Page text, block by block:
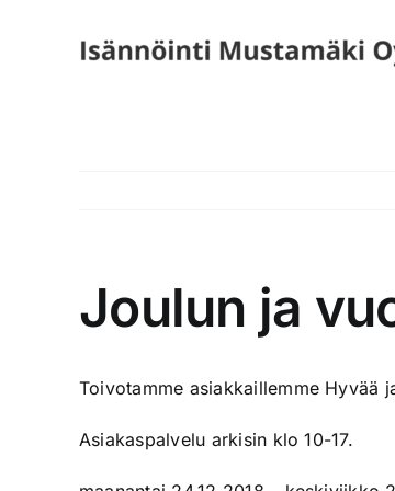
Joulun ja
Toivotamme asiakkaillemme Hyvää
Asiakaspalvelu arkisin klo 10-17.